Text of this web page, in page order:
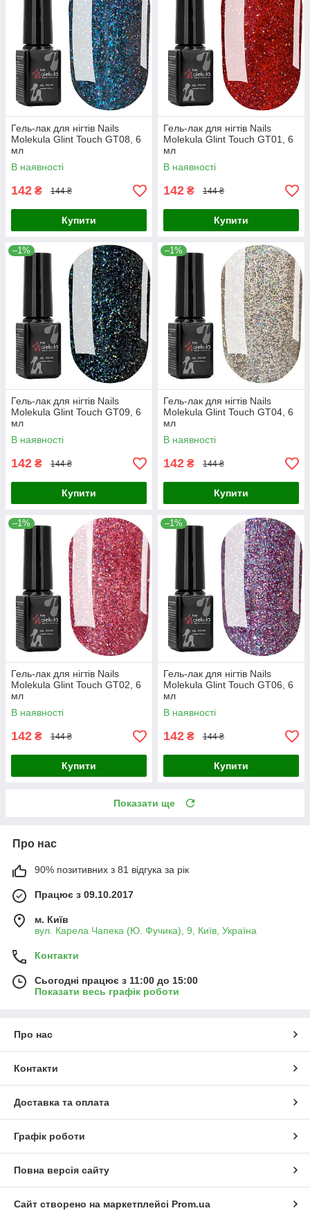
Гель-лак для нігтів Nails
Molekula Glint Touch GT08, 6
мл
В наявності
142 ₴ 144 ₴
Купити
Гель-лак для нігтів Nails
Molekula Glint Touch GT01, 6
мл
В наявності
142 ₴ 144 ₴
Купити
–1%
Гель-лак для нігтів Nails
Molekula Glint Touch GT09, 6
мл
В наявності
142 ₴ 144 ₴
Купити
–1%
Гель-лак для нігтів Nails
Molekula Glint Touch GT04, 6
мл
В наявності
142 ₴ 144 ₴
Купити
–1%
Гель-лак для нігтів Nails
Molekula Glint Touch GT02, 6
мл
В наявності
142 ₴ 144 ₴
Купити
–1%
Гель-лак для нігтів Nails
Molekula Glint Touch GT06, 6
мл
В наявності
142 ₴ 144 ₴
Купити
Показати ще
Про нас
90% позитивних з 81 відгука за рік
Працює з 09.10.2017
м. Київ
вул. Карела Чапека (Ю. Фучика), 9, Київ, Україна
Контакти
Сьогодні працює з 11:00 до 15:00
Показати весь графік роботи
Про нас
Контакти
Доставка та оплата
Графік роботи
Повна версія сайту
Сайт створено на маркетплейсі Prom.ua